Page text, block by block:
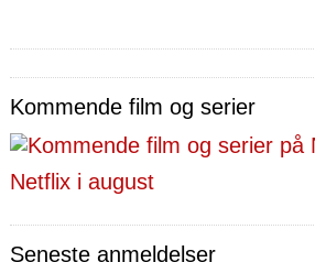
Kommende film og serier
Netflix i august
Seneste anmeldelser